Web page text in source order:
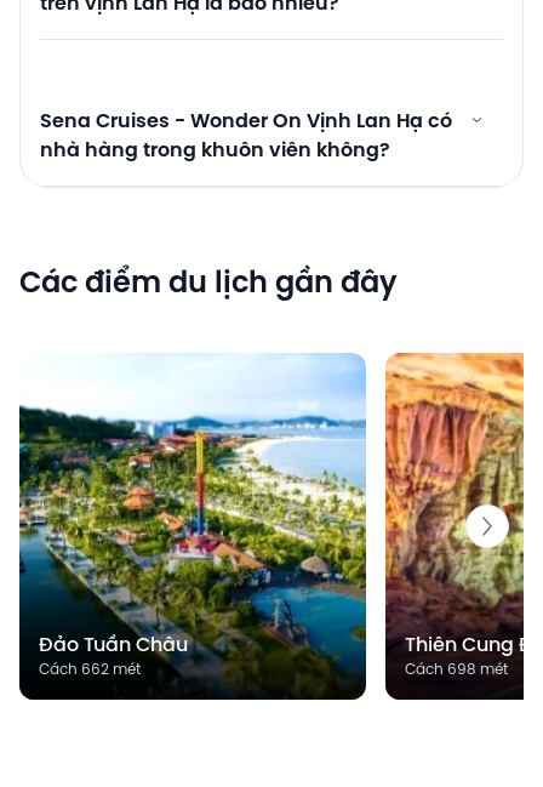
Sena Cruises - Wonder On Vịnh Lan Hạ có
nhà hàng trong khuôn viên không?
Các điểm du lịch gần đây
Đảo Tuần Châu
Cách 662 mét
Thiên Cung
Cách 698 mét